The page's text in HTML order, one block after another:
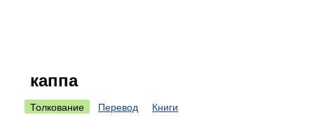
каппа
Толкование Перевод Книги